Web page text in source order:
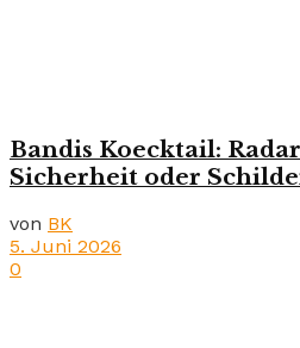
Bandis Koecktail:
Sicherheit oder
von BK
5. Juni 2026
0